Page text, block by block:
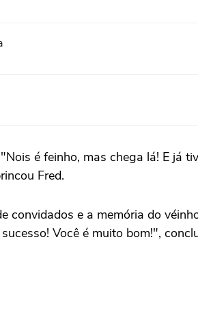
é feinho, mas chega lá! E já
Fred.
convidados e a memória do
Você é muito bom!",